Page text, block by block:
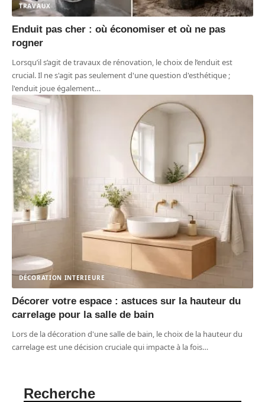
TRAVAUX
Enduit pas cher : où économiser et où ne pas
rogner
Lorsqu’il s’agit de travaux de rénovation, le choix de l’enduit est
crucial. Il ne s'agit pas seulement d'une question d'esthétique ;
l'enduit joue également…
DÉCORATION INTERIEURE
Décorer votre espace : astuces sur la hauteur du
carrelage pour la salle de bain
Lors de la décoration d'une salle de bain, le choix de la hauteur du
carrelage est une décision cruciale qui impacte à la fois…
Recherche